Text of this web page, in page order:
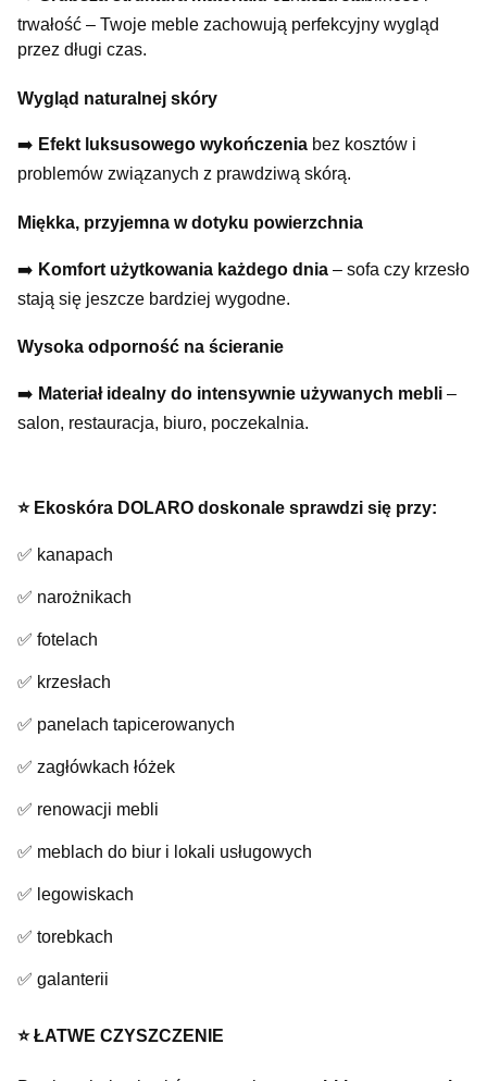
trwałość – Twoje meble zachowują perfekcyjny wygląd
przez długi czas.
Wygląd naturalnej skóry
➡️ Efekt luksusowego wykończenia bez kosztów i
problemów związanych z prawdziwą skórą.
Miękka, przyjemna w dotyku powierzchnia
➡️ Komfort użytkowania każdego dnia – sofa czy krzesło
stają się jeszcze bardziej wygodne.
Wysoka odporność na ścieranie
➡️ Materiał idealny do intensywnie używanych mebli –
salon, restauracja, biuro, poczekalnia.
⭐️ Ekoskóra DOLARO doskonale sprawdzi się przy:
✅ kanapach
✅ narożnikach
✅ fotelach
✅ krzesłach
✅ panelach tapicerowanych
✅ zagłówkach łóżek
✅ renowacji mebli
✅ meblach do biur i lokali usługowych
✅ legowiskach
✅ torebkach
✅ galanterii
⭐️ ŁATWE CZYSZCZENIE